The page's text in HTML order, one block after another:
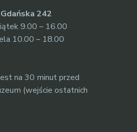
242
9.00 – 16.00
10.00 – 18.00
na 30 minut przed
(wejście ostatnich